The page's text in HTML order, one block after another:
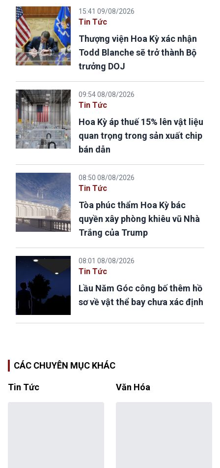
15:41 09/08/2026
Tin Tức
Thượng viện Hoa Kỳ xác nhận
Todd Blanche sẽ trở thành Bộ
trưởng DOJ
09:54 08/08/2026
Tin Tức
Hoa Kỳ áp thuế 15% lên vật liệu
quan trọng trong sản xuất chip
bán dẫn
08:50 08/08/2026
Tin Tức
Tòa phúc thẩm Hoa Kỳ bác
quyền xây phòng khiêu vũ Nhà
Trắng của Trump
08:01 08/08/2026
Tin Tức
Lầu Năm Góc công bố thêm hồ
sơ về vật thể bay chưa xác định
CÁC CHUYÊN MỤC KHÁC
Tin Tức Văn Hóa